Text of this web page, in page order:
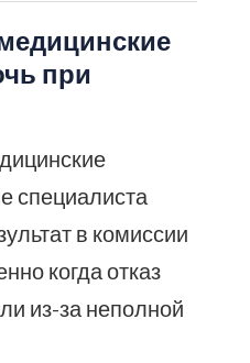
при
специалиста
в комиссии
когда отказ
из-за неполной